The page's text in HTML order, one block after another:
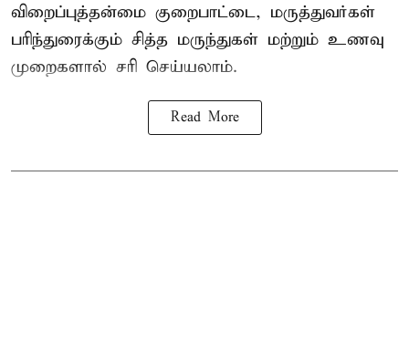
விறைப்புத்தன்மை குறைபாட்டை, மருத்துவர்கள்
பரிந்துரைக்கும் சித்த மருந்துகள் மற்றும் உணவு
முறைகளால் சரி செய்யலாம்.
Read More